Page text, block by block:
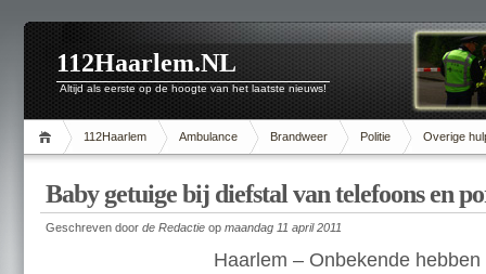
112Haarlem.NL
Altijd als eerste op de hoogte van het laatste nieuws!
112Haarlem Ambulance Brandweer Politie Overige
Baby getuige bij diefstal van telefoons en
Geschreven door de Redactie op maandag 11 april 2011
Haarlem – Onbekende